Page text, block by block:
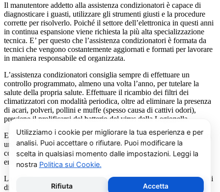
Il manutentore addetto alla assistenza condizionatori è capace di
diagnosticare i guasti, utilizzare gli strumenti giusti e la procedure
corrette per risolverlo. Poiché il settore dell’elettronica in questi anni
in continua espansione viene richiesta la più alta specializzazione
tecnica. E’ per questo che l’assistenza condizionatori è formata da
tecnici che vengono costantemente aggiornati e formati per lavorare
in maniera responsabile ed organizzata.
L’assistenza condizionatori consiglia sempre di effettuare un
controllo programmato, almeno una volta l’anno, per tutelare la
salute della propria salute. Effettuare il ricambio dei filtri dei
climatizzatori con modalità periodica, oltre ad eliminare la presenza
di acari, polveri, pollini e muffe (spesso causa di cattivi odori),
previene il prolificarsi del batterio del virus della Legionella.
E’ sempre possibile richiedere al centro di assistenza condizionatori
una consulenza gratuita per un montaggio di un nuovo
condizionatore o sulle ultime normative in materia di risparmio
energetico.
La salute e il benessere sono quindi essere gli obiettivi fondamentali
di un addetto alla assistenza condizionatori.